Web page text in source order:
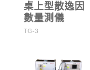
桌上型散逸因
數量測儀
TG-3